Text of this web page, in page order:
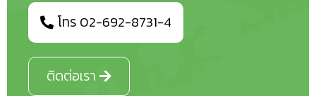
โทร 02-692-8731-4
ติดต่อเรา